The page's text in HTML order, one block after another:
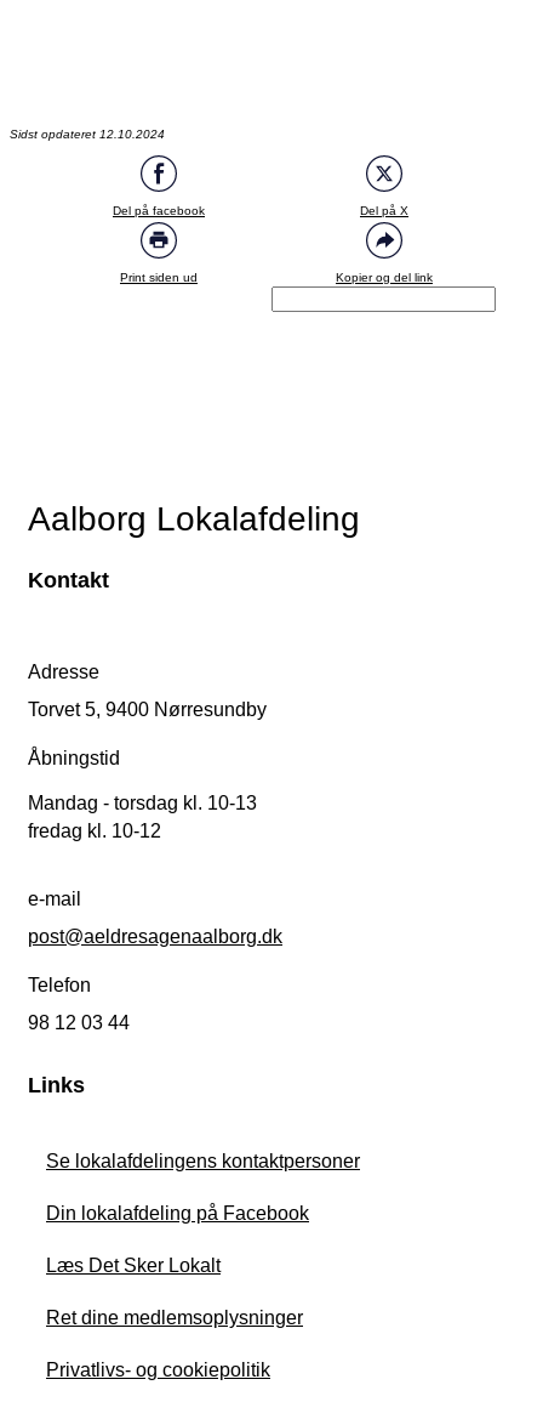
Sidst opdateret 12.10.2024
Del på facebook Del på X
Print siden ud Kopier og del link
Aalborg Lokalafdeling
Kontakt
Adresse
Torvet 5, 9400 Nørresundby
Åbningstid
Mandag - torsdag kl. 10-13
fredag kl. 10-12
e-mail
post@aeldresagenaalborg.dk
Telefon
98 12 03 44
Links
Se lokalafdelingens kontaktpersoner
Din lokalafdeling på Facebook
Læs Det Sker Lokalt
Ret dine medlemsoplysninger
Privatlivs- og cookiepolitik